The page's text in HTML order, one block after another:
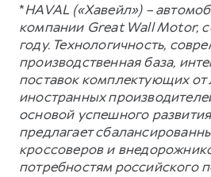
*HAVAL («Хавейл») –
компании Great Wall Motor,
году. Технологичность,
производственная база,
поставок комплектующих от
иностранных
основой успешного
предлагает
кроссоверов и
потребностям российского